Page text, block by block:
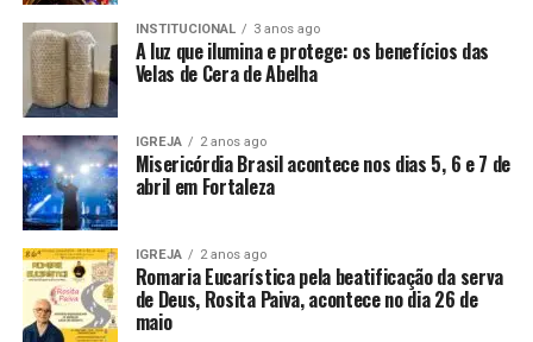
INSTITUCIONAL 3 anos ago
A luz que ilumina e protege: os benefícios das
Velas de Cera de Abelha
IGREJA 2 anos ago
Misericórdia Brasil acontece nos dias 5, 6 e 7 de
abril em Fortaleza
IGREJA 2 anos ago
Romaria Eucarística pela beatificação da serva
de Deus, Rosita Paiva, acontece no dia 26 de
maio